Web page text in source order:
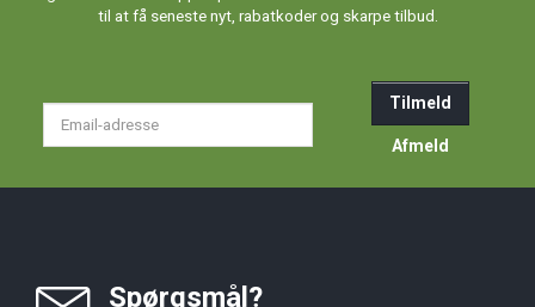
til at få seneste nyt, rabatkoder og skarpe tilbud.
Tilmeld
Afmeld
Spørgsmål?